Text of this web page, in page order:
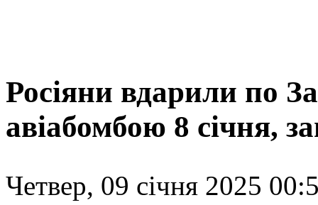
Росіяни вдарили по
авіабомбою 8 січня,
Четвер, 09 січня 2025